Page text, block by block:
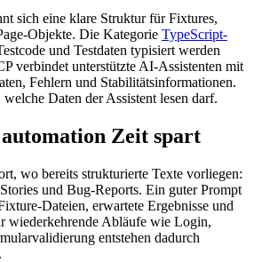
sich eine klare Struktur für Fixtures,
Objekte. Die Kategorie TypeScript-
und Testdaten typisiert werden
verbindet unterstützte AI-Assistenten mit
Fehlern und Stabilitätsinformationen.
Daten der Assistent lesen darf.
Zeit spart
wo bereits strukturierte Texte vorliegen:
und Bug-Reports. Ein guter Prompt
Dateien, erwartete Ergebnisse und
wiederkehrende Abläufe wie Login,
entstehen dadurch